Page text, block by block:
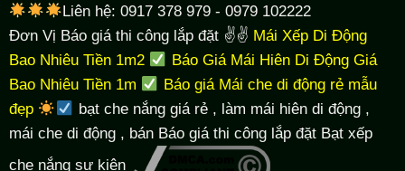
Liên hệ: 0917 378 979 - 0979 102222
Đơn Vị Báo giá thi công lắp đặt ✌✌ Mái Xếp Di Động
Bao Nhiêu Tiền 1m2
Báo Giá Mái Hiên Di Động Giá
Bao Nhiêu Tiền 1m
Báo giá Mái che di động rẻ mẫu
đẹp
bạt che nắng giá rẻ, làm mái hiên di động,
mái che di động , bán Báo giá thi công lắp đặt Bạt xếp
che nắng sự kiện